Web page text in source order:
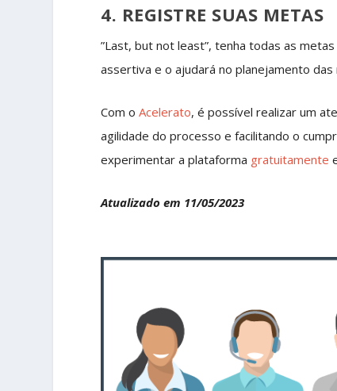
4. REGISTRE SUAS METAS
”Last, but not least”, tenha todas as
assertiva e o ajudará no planejamento
Com oAcelerato, é possível realizar um
agilidade do processo e facilitando o
experimentar a plataforma gratuitamente
Atualizado em 11/05/2023